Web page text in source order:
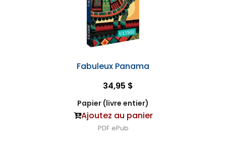
Fabuleux Panama
34,95 $
Papier (livre entier)
Ajoutez au panier
PDF ePub